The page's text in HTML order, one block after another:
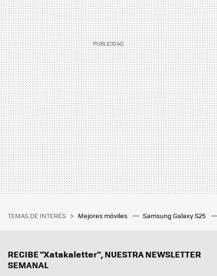
TEMAS DE INTERÉS Mejores móviles Samsung Galaxy S25
RECIBE "Xatakaletter", NUESTRA NEWSLETTER
SEMANAL